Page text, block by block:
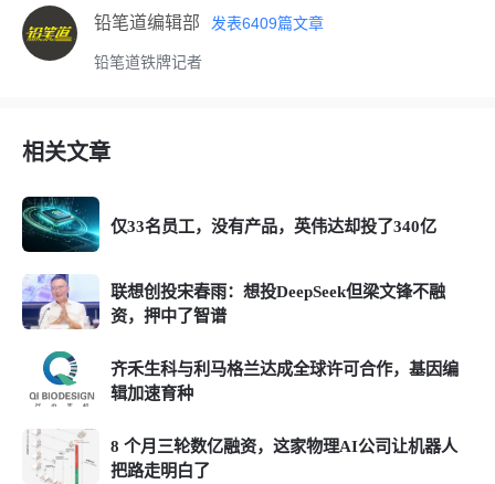
铅笔道编辑部 发表6409篇文章
铅笔道铁牌记者
相关文章
仅33名员工，没有产品，英伟达却投了340亿
联想创投宋春雨：想投DeepSeek但梁文锋不融
资，押中了智谱
齐禾生科与利马格兰达成全球许可合作，基因编
辑加速育种
8 个月三轮数亿融资，这家物理AI公司让机器人
把路走明白了